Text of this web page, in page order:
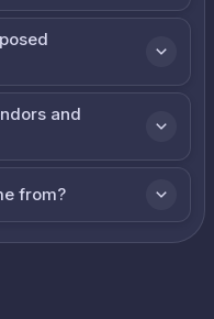
and
from?